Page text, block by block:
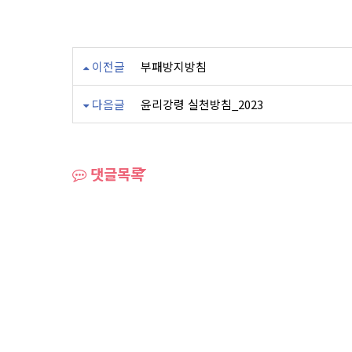
이전글 부패방지방침
다음글 윤리강령 실천방침_2023
댓글목록